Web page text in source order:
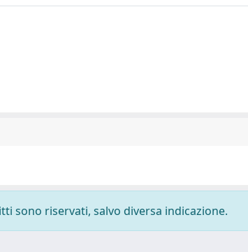
sono riservati, salvo diversa indicazione.